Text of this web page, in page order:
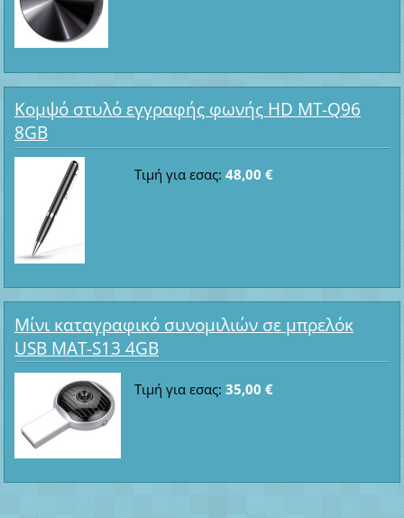
Κομψό στυλό εγγραφής φωνής HD MT-Q96
8GB
Τιμή για εσας: 48,00 €
Μίνι καταγραφικό συνομιλιών σε μπρελόκ
USB MAT-S13 4GB
Τιμή για εσας: 35,00 €